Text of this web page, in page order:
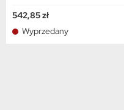
542,85 zł
Wyprzedany